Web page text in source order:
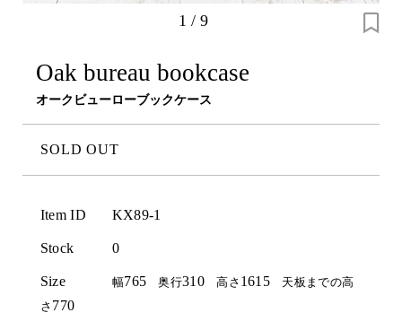
1 / 9
Oak bureau bookcase
オークビューローブックケース
SOLD OUT
Item ID KX89-1
Stock 0
Size 幅765 奥行310高さ 1615 天板までの高
さ 770